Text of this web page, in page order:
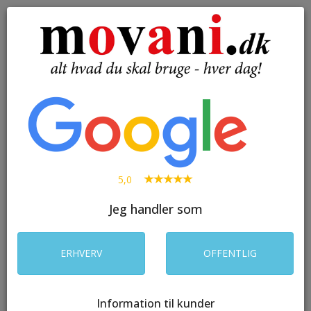
Toggle
5,0
Jeg handler som
ERHVERV OFFENTLIG
Information til kunder